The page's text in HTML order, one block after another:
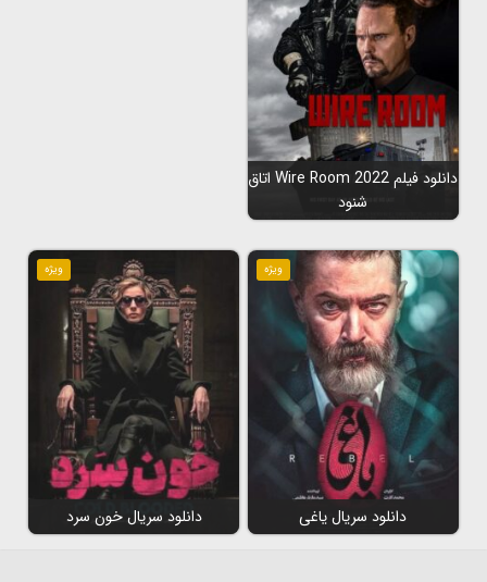
دانلود فیلم Wire Room 2022 اتاق
شنود
ویژه
دانلود سریال یاغی
ویژه
دانلود سریال خون سرد